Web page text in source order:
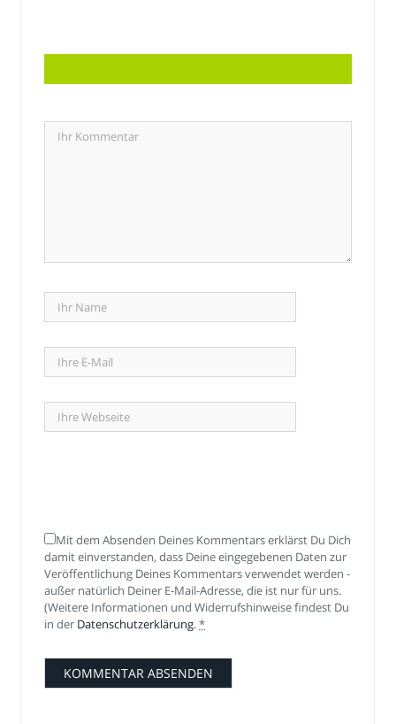
Mit dem Absenden Deines Kommentars erklärst Du Dich
damit einverstanden, dass Deine eingegebenen Daten zur
Veröffentlichung Deines Kommentars verwendet werden -
außer natürlich Deiner E-Mail-Adresse, die ist nur für uns.
(Weitere Informationen und Widerrufshinweise findest Du
in der Datenschutzerklärung.*